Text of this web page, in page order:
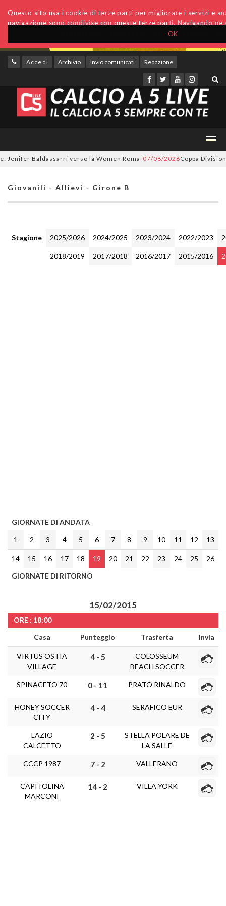
OK
Questo sito usa i cookie di terze parti per migliorare i servizi e
navigazione sono condivise con queste terze parti. Navigando
Accedi Archivio Invio comunicati Redazione
Baldassarri verso la Women Roma 07/08/2026Coppa Divisione,
Giovanili - Allievi - Girone B
Stagione 2025/2026 2024/2025 2023/2024 2022/2023
2018/2019 2017/2018 2016/2017 2015/2016
GIORNATE DI ANDATA
1
2 3 4 5 6 7 8 9 10 11 12 13
14 15 16 17 18 19 20 21 22 23 24 25
26
GIORNATE DI RITORNO
15/02/2015
ORE : 18:00
Casa
Punteggio Trasferta Invia
VIRTUS OSTIA
VILLAGE
4 - 5
COLOSSEUM
BEACH SOCCER
SPINACETO 70 0 - 11 PRATO RINALDO
HONEY SOCCER
CITY
4 - 4 SERAFICO EUR
LAZIO
CALCETTO
2 - 5
STELLA POLARE DE
LA SALLE
CCCP 1987 7 - 2 VALLERANO
CAPITOLINA
MARCONI
14 - 2 VILLA YORK